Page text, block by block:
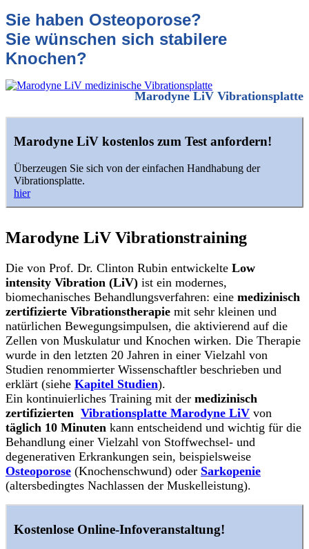
Sie haben Osteoporose?
Sie wünschen sich stabilere
Knochen?
Marodyne LiV Vibrationsplatte
Marodyne LiV kostenlos zum Test anfordern!
Überzeugen Sie sich von der einfachen Handhabung der
Vibrationsplatte.
hier
Marodyne LiV Vibrationstraining
Die von Prof. Dr. Clinton Rubin entwickelte Low
intensity Vibration (LiV) ist ein modernes,
biomechanisches Behandlungsverfahren: eine medizinisch
zertifizierte Vibrationstherapie mit sehr kleinen und
natürlichen Bewegungsimpulsen, die aktivierend auf die
Zellen von Muskulatur und Knochen wirken. Die Therapie
wurde in den letzten 20 Jahren in einer Vielzahl von
Studien renommierter Wissenschaftler beschrieben und
erklärt (siehe Kapitel Studien).
Ein kontinuierliches Training mit der medizinisch
zertifizierten Vibrationsplatte Marodyne LiV von
täglich 10 Minuten kann entscheidend und wichtig für die
Behandlung einer Vielzahl von Stoffwechsel- und
degenerativen Erkrankungen sein, beispielsweise
Osteoporose (Knochenschwund) oder Sarkopenie
(altersbedingtes Nachlassen der Muskelleistung).
Kostenlose Online-Infoveranstaltung!